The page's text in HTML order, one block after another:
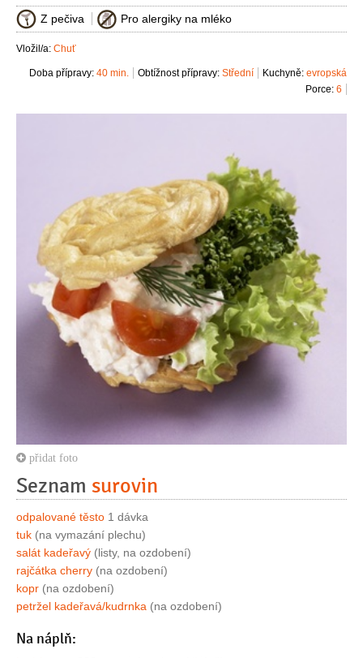
Z pečiva Pro alergiky na mléko
Vložil/a: Chuť
Kuchyně: evropská
Obtížnost přípravy: Střední
Doba přípravy: 40 min.
Porce: 6
přidat foto
Seznam surovin
odpalované těsto 1 dávka
tuk (na vymazání plechu)
salát kadeřavý (listy, na ozdobení)
rajčátka cherry (na ozdobení)
kopr (na ozdobení)
petržel kadeřavá/kudrnka (na ozdobení)
Na náplň: